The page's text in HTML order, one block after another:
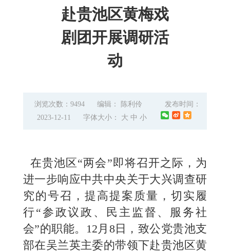
赴贵池区黄梅戏
剧团开展调研活
动
浏览次数：9494 编辑： 陈利伶
发布时间：
2023-12-11
字体大小： 大 中 小
在贵池区“两会”即将召开之际，为
进一步响应中共中央关于大兴调查研
究的号召，提高提案质量，切实履
行“参政议政、民主监督、服务社
会”的职能。12月8日，致公党贵池支
部在吴兰英主委的带领下赴贵池区黄